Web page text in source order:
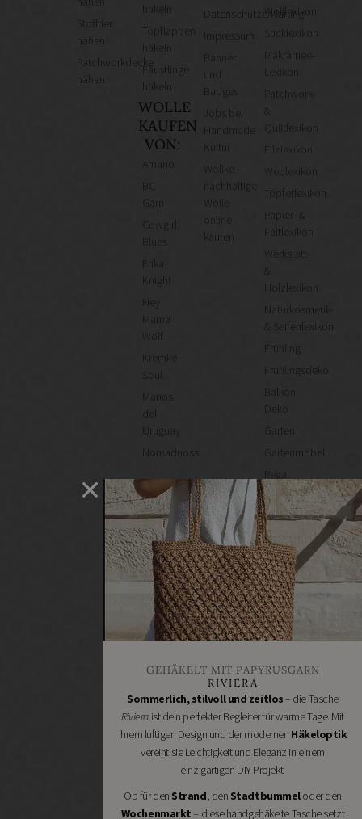
Stofftier
Patchworkdecke
häkeln
Topflappen
häkeln
Fäustlinge
häkeln
WOLLE
KAUFEN
VON:
Cowgirl
Knight
Mama
Wolf
Kremke
Manos
Uruguay
Nomadnoss
Datenschutzerklärung
Kultur
Wollke –
nachhaltige
kaufen
Wolllexikon
Sticklexikon
Makramee-
Lexikon
Patchwork-
&
Quiltlexikon
Weblexikon
Töpferlexikon
Papier- &
Faltlexikon
Werkstatt-
&
Holzlexikon
Naturkosmetik-
& Seifenlexikon
Frühling
Frühlingsdeko
Balkon
Deko
Garten
Gartenmöbel
Regal
selber
machen
Heimwerken
Renovieren
DIY
GESCHÄFTE
Bastelbedarf
Stoffgeschäfte
Handgemachtes
Schneidereibedarf
Handarbeitszubehör
DIY
Online
Shops
Schmuckzubehör
GEHÄKELT MIT PAPYRUSGARN
RIVIERA
Sommerlich, stilvoll und zeitlos– die Tasche
Rivieraist dein perfekter Begleiter für warme Tage. Mit
ihrem luftigen Design und der modernen Häkeloptik
vereint sie Leichtigkeit und Eleganz in einem
einzigartigen DIY-Projekt.
Ob für den Strand, den Stadtbummeloder den
Wochenmarkt– diese handgehäkelte Tasche setzt